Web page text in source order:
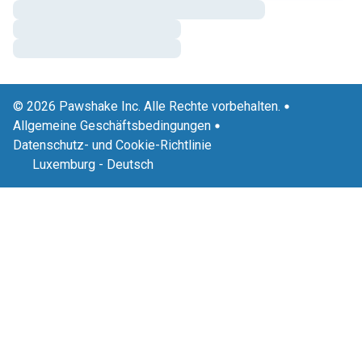
© 2026 Pawshake Inc. Alle Rechte vorbehalten.
Allgemeine Geschäftsbedingungen
Datenschutz- und Cookie-Richtlinie
Luxemburg - Deutsch